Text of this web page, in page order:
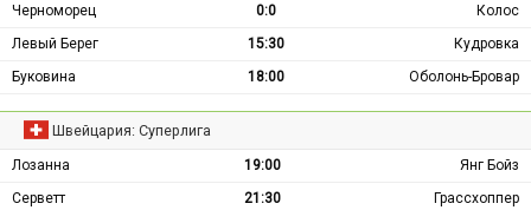
Черноморец 0:0
Колос
Левый Берег
15:30
Кудровка
Буковина
18:00 Оболонь-Бровар
Швейцария: Суперлига
Лозанна 19:00
Янг Бойз
Серветт
21:30 Грассхоппер